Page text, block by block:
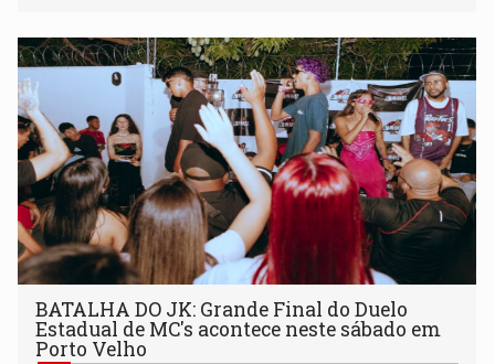
BATALHA DO JK: Grande Final do Duelo
Estadual de MC's acontece neste sábado em
Porto Velho